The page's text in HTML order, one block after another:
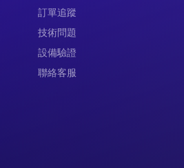
訂單追蹤
技術問題
設備驗證
聯絡客服